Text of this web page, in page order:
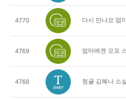
4770 다시 만나요 엄
4769 엄마에겐 오프
4768 청귤 김혜나 소설